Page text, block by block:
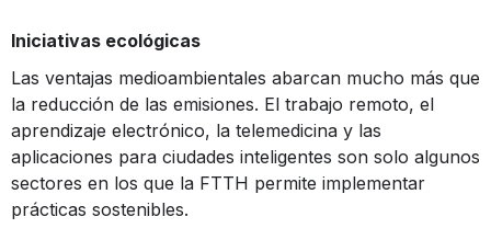
Iniciativas ecológicas
Las ventajas medioambientales abarcan mucho más que
la reducción de las emisiones. El trabajo remoto, el
aprendizaje electrónico, la telemedicina y las
aplicaciones para ciudades inteligentes son solo algunos
sectores en los que la FTTH permite implementar
prácticas sostenibles.